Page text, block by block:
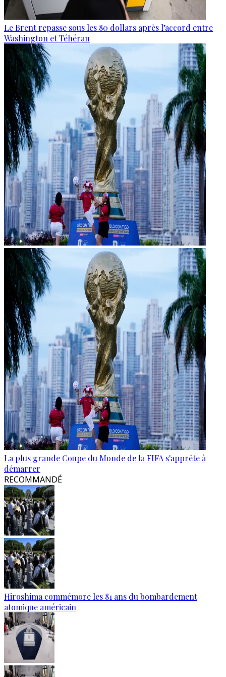
Le Brent repasse sous les 80 dollars après l’accord entre
Washington et Téhéran
La plus grande Coupe du Monde de la FIFA s'apprête à
démarrer
RECOMMANDÉ
Hiroshima commémore les 81 ans du bombardement
atomique américain